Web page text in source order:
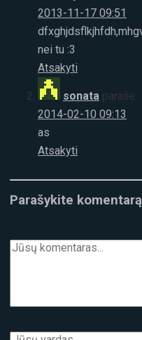
2013-11-17 09:51
nei tu :3
Atsakyti
sonata parašė:
2014-02-10 09:13
as
Atsakyti
Parašykite komentarą